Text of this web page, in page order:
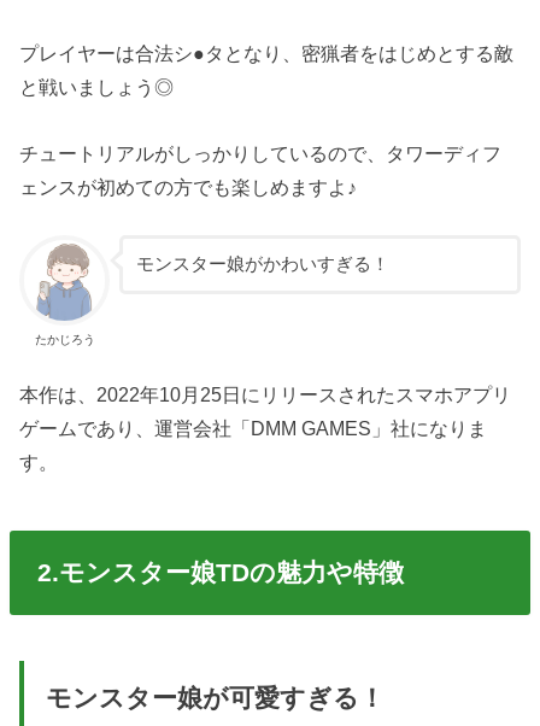
プレイヤーは合法シ●タとなり、密猟者をはじめとする敵
と戦いましょう◎
チュートリアルがしっかりしているので、タワーディフ
ェンスが初めての方でも楽しめますよ♪
たかじろう
モンスター娘がかわいすぎる！
本作は、2022年10月25日にリリースされたスマホアプリ
ゲームであり、運営会社「DMM GAMES」社になりま
す。
2.モンスター娘TDの魅力や特徴
モンスター娘が可愛すぎる！